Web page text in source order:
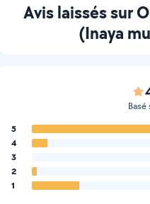
Avis laissés sur
(Inaya
Basé
5
4
3
2
1